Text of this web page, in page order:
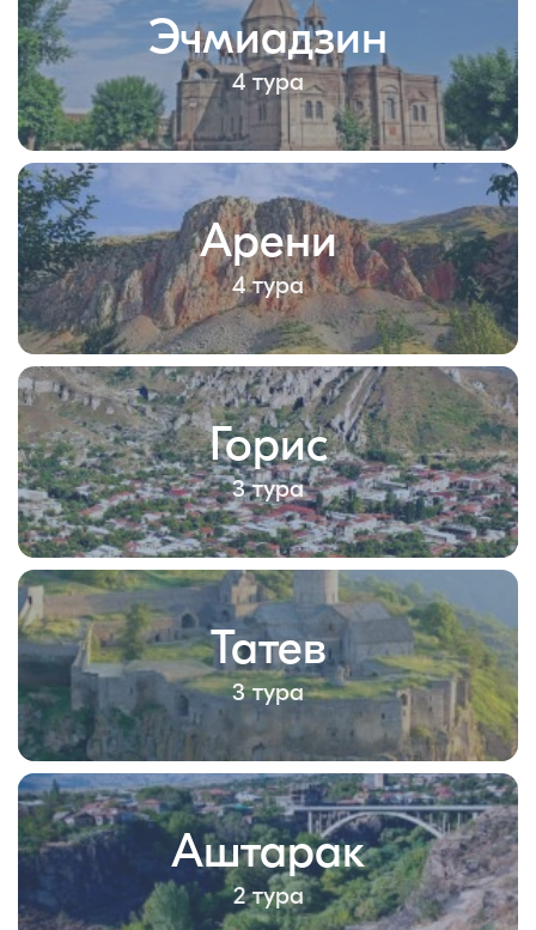
Эчмиадзин
4 тура
Арени
4 тура
Горис
3 тура
Татев
3 тура
Аштарак
2 тура